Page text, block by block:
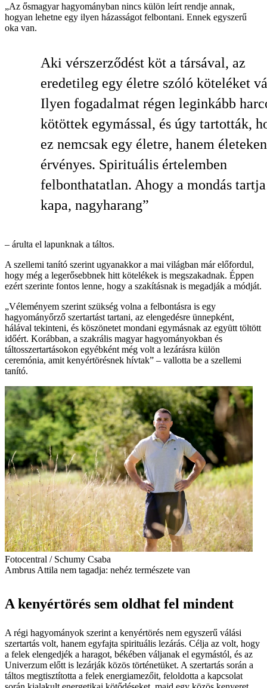
„Az ősmagyar hagyományban nincs külön leírt rendje annak,
hogyan lehetne egy ilyen házasságot felbontani. Ennek egyszerű
oka van.
Aki vérszerződést köt a társával, az
eredetileg egy életre szóló köteléket
Ilyen fogadalmat régen leginkább
kötöttek egymással, és úgy tartották,
ez nemcsak egy életre, hanem
érvényes. Spirituális értelemben
felbonthatatlan. Ahogy a mondás
kapa, nagyharang”
– árulta el lapunknak a táltos.
A szellemi tanító szerint ugyanakkor a mai világban már előfordul,
hogy még a legerősebbnek hitt kötelékek is megszakadnak. Éppen
ezért szerinte fontos lenne, hogy a szakításnak is megadják a módját.
„Véleményem szerint szükség volna a felbontásra is egy
hagyományőrző szertartást tartani, az elengedésre ünnepként,
hálával tekinteni, és köszönetet mondani egymásnak az együtt töltött
időért. Korábban, a szakrális magyar hagyományokban és
táltosszertartásokon egyébként még volt a lezárásra külön
ceremónia, amit kenyértörésnek hívtak” – vallotta be a szellemi
tanító.
Fotocentral / Schumy Csaba
Ambrus Attila nem tagadja: nehéz természete van
A kenyértörés sem oldhat fel mindent
A régi hagyományok szerint a kenyértörés nem egyszerű válási
szertartás volt, hanem egyfajta spirituális lezárás. Célja az volt, hogy
a felek elengedjék a haragot, békében váljanak el egymástól, és az
Univerzum előtt is lezárják közös történetüket. A szertartás során a
táltos megtisztította a felek energiamezőit, feloldotta a kapcsolat